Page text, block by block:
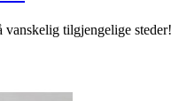
vanskelig tilgjengelige steder!